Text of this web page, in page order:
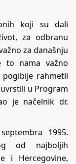
koji su dali
za odbranu
za današnju
to nama važno
rahmetli
u Program
je načelnik dr.
1995.
od najboljih
i Hercegovine,